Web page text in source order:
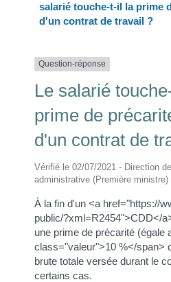
salarié touche-t-il la prime
d'un contrat de travail ?
Question-réponse
Le salarié
prime de
d'un contrat de
Vérifié le 02/07/2021 - Direction
administrative (Première ministre)
À la fin d'un <a href="https://
public/?xml=R2454">CDD</
une prime de précarité (égale
class="valeur">10 %</span>
brute totale versée durant le
certains cas.